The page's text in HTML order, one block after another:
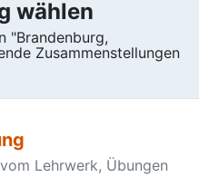
wählen
"Brandenburg,
Zusammenstellungen
Lehrwerk, Übungen